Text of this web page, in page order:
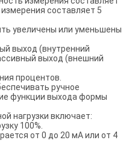
измерения составляет 5
увеличены или уменьшены
выход (внутренний
выход (внешний
процентов.
ручное
функции выхода формы
нагрузки включает:
100%.
от 0 до 20 мА или от 4